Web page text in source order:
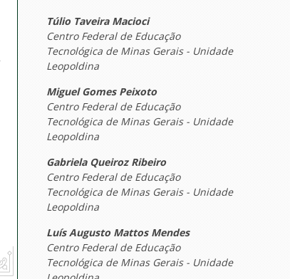
Túlio Taveira Macioci
Centro Federal de Educação
Tecnológica de Minas Gerais - Unidade
Leopoldina
Miguel Gomes Peixoto
Centro Federal de Educação
Tecnológica de Minas Gerais - Unidade
Leopoldina
Gabriela Queiroz Ribeiro
Centro Federal de Educação
Tecnológica de Minas Gerais - Unidade
Leopoldina
Luís Augusto Mattos Mendes
Centro Federal de Educação
Tecnológica de Minas Gerais - Unidade